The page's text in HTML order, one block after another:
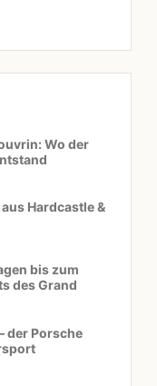
Wo der
Hardcastle &
bis zum
des Grand
der Porsche